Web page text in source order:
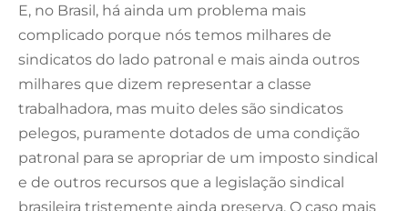
E, no Brasil, há ainda um problema mais
complicado porque nós temos milhares de
sindicatos do lado patronal e mais ainda outros
milhares que dizem representar a classe
trabalhadora, mas muito deles são sindicatos
pelegos, puramente dotados de uma condição
patronal para se apropriar de um imposto sindical
e de outros recursos que a legislação sindical
brasileira tristemente ainda preserva. O caso mais